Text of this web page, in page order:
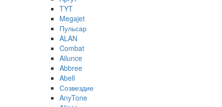
TYT
Megajet
Пульсар
ALAN
Combat
Ailunce
Abbree
Abell
Созвездие
AnyTone